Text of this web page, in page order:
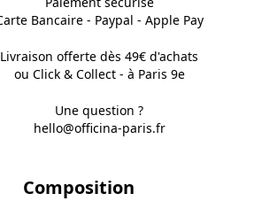
Bancaire - Paypal - Apple Pay
Livraison offerte dès 49€ d'achats
ou Click & Collect - à Paris 9e
Une question ?
hello@officina-paris.fr
Composition